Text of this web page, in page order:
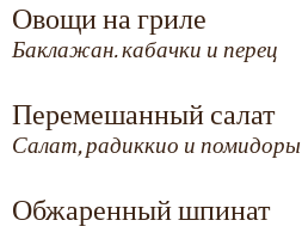
Овощи на гриле
Баклажан. кабачки и перец
Перемешанный салат
Салат, радиккио и помидоры
Обжаренный шпинат